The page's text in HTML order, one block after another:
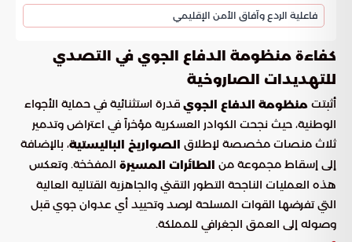
فاعلية الردع وآفاق الأمن الإقليمي
كفاءة منظومة الدفاع الجوي في التصدي
للتهديدات الصاروخية
أثبتت منظومة الدفاع الجوي قدرة استثنائية في حماية الأجواء
الوطنية، حيث نجحت الكوادر العسكرية مؤخراً في اعتراض وتدمير
ثلاث منصات مخصصة لإطلاق الصواريخ الباليستية، بالإضافة
إلى إسقاط مجموعة من الطائرات المسيرة المفخخة. وتعكس
هذه العمليات الناجحة التطور التقني والجاهزية القتالية العالية
التي تفرضها القوات المسلحة لرصد وتحييد أي عدوان جوي قبل
وصوله إلى العمق الجغرافي للمملكة.